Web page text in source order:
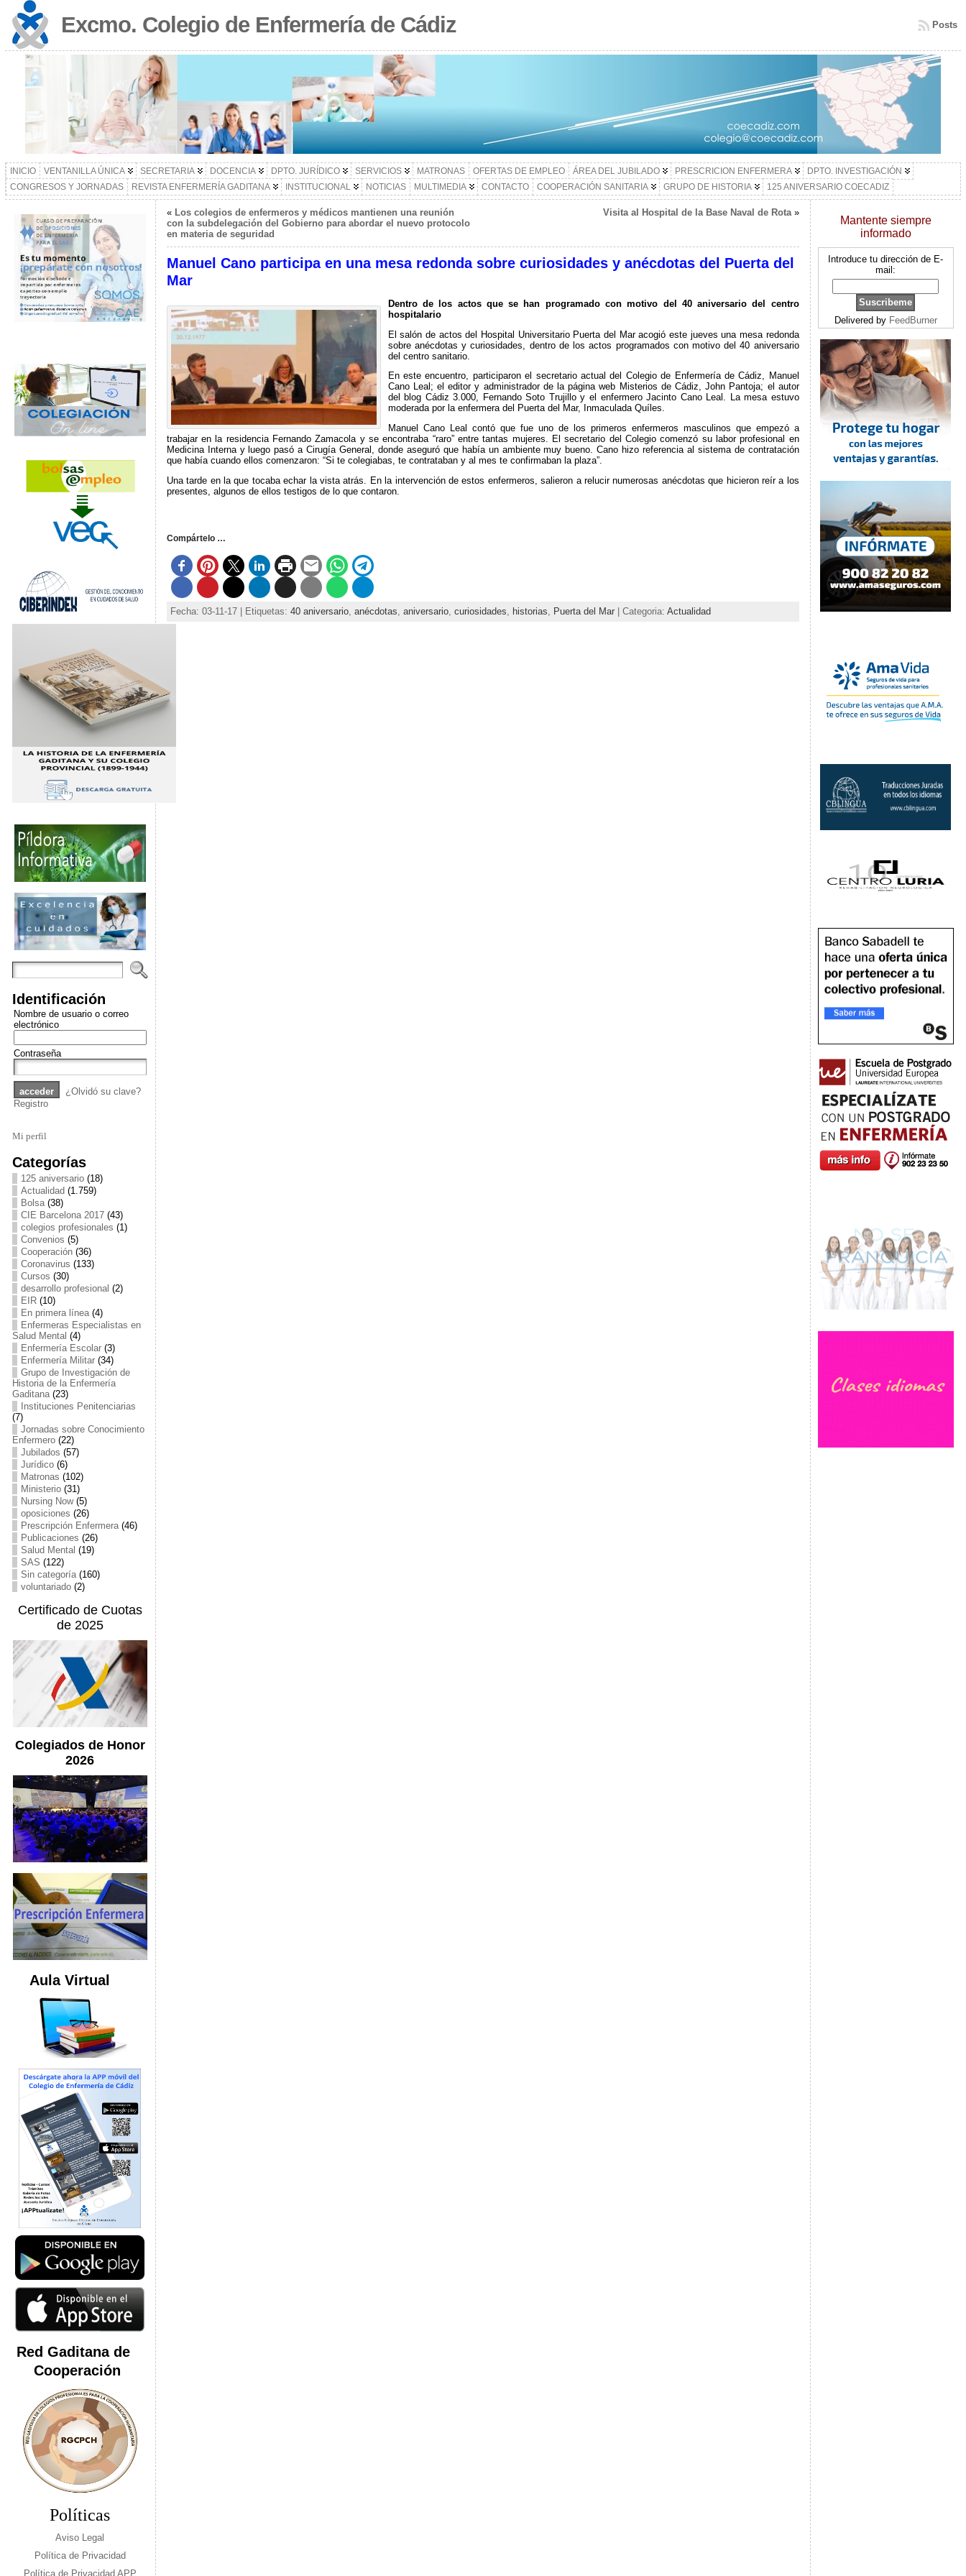
Excmo. Colegio de Enfermería de Cádiz Posts
INICIO VENTANILLA ÚNICA SECRETARIA DOCENCIA DPTO. JURÍDICO SERVICIOS MATRONAS OFERTAS DE EMPLEO ÁREA DEL JUBILADO PRESCRICION ENFERMERA
DPTO. INVESTIGACIÓN
CONGRESOS Y JORNADAS
REVISTA ENFERMERÍA GADITANA INSTITUCIONAL NOTICIAS MULTIMEDIA CONTACTO COOPERACIÓN SANITARIA GRUPO DE HISTORIA 125 ANIVERSARIO COECADIZ
Identificación
Nombre de usuario o correo
electrónico
Contraseña
¿Olvidó su clave?
Registro
Mi perfil
Categorías
125 aniversario(18)
Actualidad (1.759)
Bolsa(38)
CIE Barcelona 2017(43)
colegios profesionales (1)
Convenios (5)
Cooperación(36)
Coronavirus (133)
Cursos (30)
desarrollo profesional (2)
EIR(10)
En primera línea(4)
Enfermeras Especialistas en
Salud Mental (4)
Enfermería Escolar(3)
Enfermería Militar(34)
Grupo de Investigación de
Historia de la Enfermería
Gaditana(23)
Instituciones Penitenciarias
(7)
Jornadas sobre Conocimiento
Enfermero(22)
Jubilados (57)
Jurídico(6)
Matronas (102)
Ministerio(31)
Nursing Now(5)
oposiciones (26)
Prescripción Enfermera(46)
Publicaciones (26)
Salud Mental (19)
SAS (122)
Sin categoría(160)
voluntariado(2)
Certificado de Cuotas
de 2025
Colegiados de Honor
2026
Aula Virtual
Red Gaditana de
Cooperación
Políticas
Aviso Legal
Política de Privacidad
Política de Privacidad APP
« Los colegios de enfermeros y médicos mantienen una reunión
con la subdelegación del Gobierno para abordar el nuevo protocolo
en materia de seguridad
Visita al Hospital de la Base Naval de Rota»
Manuel Cano participa en una mesa redonda sobre curiosidades y anécdotas del Puerta del
Mar
Dentro de los actos que se han programado con motivo del 40 aniversario del centro
hospitalario
El salón de actos del Hospital Universitario Puerta del Mar acogió este jueves una mesa redonda
sobre anécdotas y curiosidades, dentro de los actos programados con motivo del 40 aniversario
del centro sanitario.
En este encuentro, participaron el secretario actual del Colegio de Enfermería de Cádiz, Manuel
Cano Leal; el editor y administrador de la página web Misterios de Cádiz, John Pantoja; el autor
del blog Cádiz 3.000, Fernando Soto Trujillo y el enfermero Jacinto Cano Leal. La mesa estuvo
moderada por la enfermera del Puerta del Mar, Inmaculada Quíles.
Manuel Cano Leal contó que fue uno de los primeros enfermeros masculinos que empezó a
trabajar en la residencia Fernando Zamacola y se encontraba “raro” entre tantas mujeres. El secretario del Colegio comenzó su labor profesional en
Medicina Interna y luego pasó a Cirugía General, donde aseguró que había un ambiente muy bueno. Cano hizo referencia al sistema de contratación
que había cuando ellos comenzaron: “Si te colegiabas, te contrataban y al mes te confirmaban la plaza”.
Una tarde en la que tocaba echar la vista atrás. En la intervención de estos enfermeros, salieron a relucir numerosas anécdotas que hicieron reír a los
presentes, algunos de ellos testigos de lo que contaron.
Compártelo …
Fecha: 03-11-17 | Etiquetas: 40 aniversario, anécdotas aniversario, curiosidades historias Puerta del Mar| Categoria: Actualidad
Mantente siempre
informado
Introduce tu dirección de E-
mail:
Delivered by FeedBurner